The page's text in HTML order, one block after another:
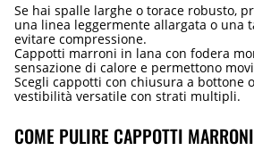
Se hai spalle larghe o torace robusto,
una linea leggermente allargata o una
evitare compressione.
Cappotti marroni in lana con fodera
sensazione di calore e permettono
Scegli cappotti con chiusura a bottone
vestibilità versatile con strati multipli.
COME PULIRE CAPPOTTI